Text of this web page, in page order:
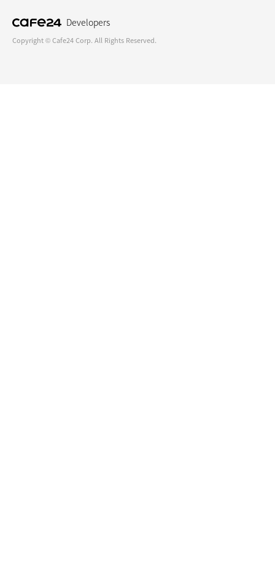
Developers
Copyright © Cafe24 Corp. All Rights Reserved.